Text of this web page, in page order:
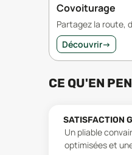
Covoiturage
Partagez la route,
Découvrir→
CE QU'EN
SATISFACTION
Un pliable
optimisées et